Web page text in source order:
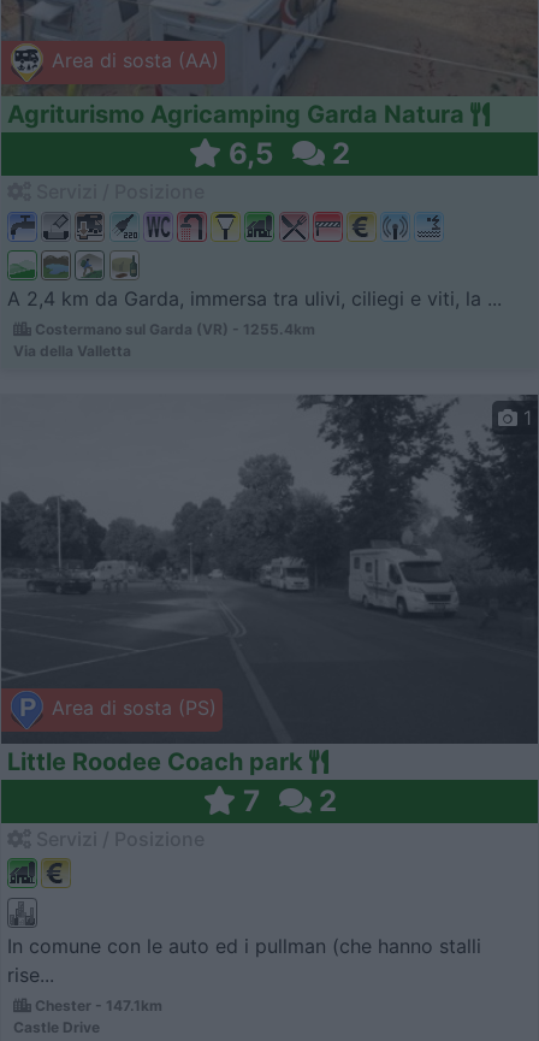
Area di sosta (AA)
Agriturismo Agricamping Garda Natura
6,5 2
A 2,4 km da Garda, immersa tra ulivi, ciliegi e viti, la ...
Costermano sul Garda (VR) - 1255.4km
Via della Valletta
Area di sosta (PS)
1
Little Roodee Coach park
7 2
In comune con le auto ed i pullman (che hanno stalli
rise...
Chester - 147.1km
Castle Drive